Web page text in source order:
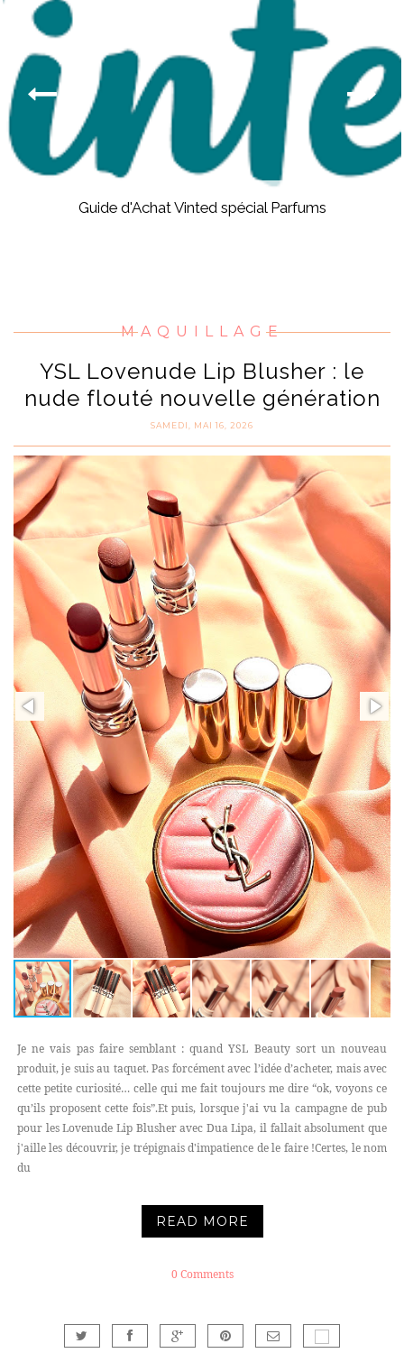
Guide d'Achat Vinted spécial Parfums
MAQUILLAGE
YSL Lovenude Lip Blusher : le
nude flouté nouvelle génération
SAMEDI, MAI 16, 2026
Je ne vais pas faire semblant : quand YSL Beauty sort un nouveau
produit, je suis au taquet. Pas forcément avec l’idée d’acheter, mais avec
cette petite curiosité… celle qui me fait toujours me dire “ok, voyons ce
qu’ils proposent cette fois”.Et puis, lorsque j'ai vu la campagne de pub
pour les Lovenude Lip Blusher avec Dua Lipa, il fallait absolument que
j'aille les découvrir, je trépignais d'impatience de le faire !Certes, le nom
du
READ MORE
0 Comments